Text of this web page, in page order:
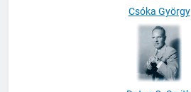
Csóka György